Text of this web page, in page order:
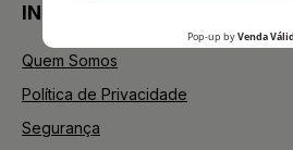
INSTITUCIONAL
Quem Somos
Política de Privacidade
Segurança